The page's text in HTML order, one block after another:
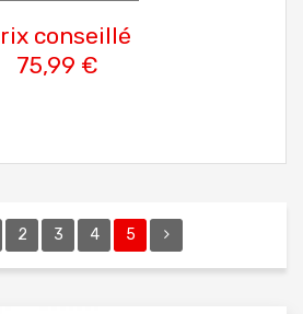
conseillé
75,99 €
2 3 4 5